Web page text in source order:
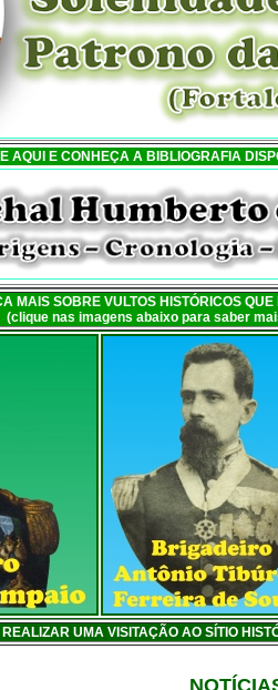
AQUI E CONHEÇA A BIBLIOGRAFIA
MAIS SOBRE VULTOS HISTÓRICOS
(clique nas imagens abaixo para saber
UMA VISITAÇÃO AO SÍTIO